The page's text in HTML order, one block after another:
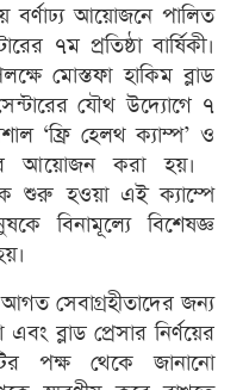
বর্ণাঢ্য আয়োজনে পালিত
৭ম প্রতিষ্ঠা বার্ষিকী।
মোস্তফা হাকিম ব্লাড
যৌথ উদ্যোগে ৭
‘ফ্রি হেলথ ক্যাম্প’ ও
আয়োজন করা হয়।
শুরু হওয়া এই ক্যাম্পে
বিনামূল্যে বিশেষজ্ঞ
সেবাগ্রহীতাদের জন্য
ব্লাড প্রেসার নির্ণয়ের
পক্ষ থেকে জানানো